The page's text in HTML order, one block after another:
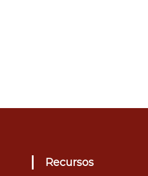
Recursos